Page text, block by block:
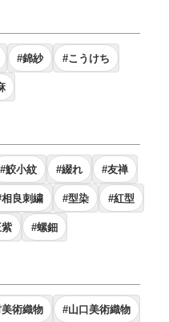
#錦紗 #こうけち
#鮫小紋 #綴れ #友禅
相良刺繍 #型染 #紅型
#螺鈿
術織物 #山口美術織物